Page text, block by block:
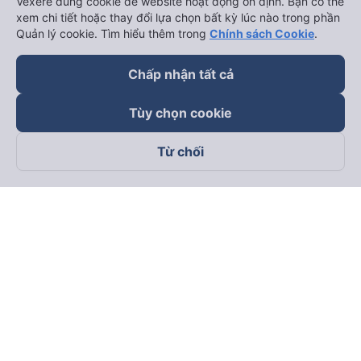
Theo dõi chúng tôi trên
xem chi tiết hoặc thay đổi lựa chọn bất kỳ lúc nào trong phần
Quản lý cookie. Tìm hiểu thêm trong Chính sách Cookie.
Chấp nhận tất cả
Tùy chọn cookie
Từ chối